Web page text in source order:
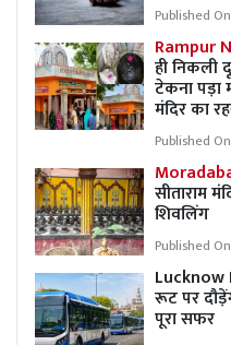
Published
Rampur
ही निकली
टेकना पड़ा
मंदिर का
Published
सीताराम
शिवलिंग
Published
Lucknow
रूट पर
पूरा सफर